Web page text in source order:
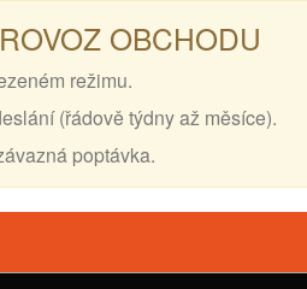
OBCHODU
režimu.
(řádově týdny až měsíce).
poptávka.